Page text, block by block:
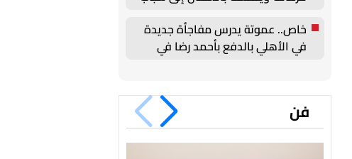
خاص.. عموتة يدرس مفاجأة جديدة
في الأهلي بالدفع بأحمد رضا في
الدفاع
فن